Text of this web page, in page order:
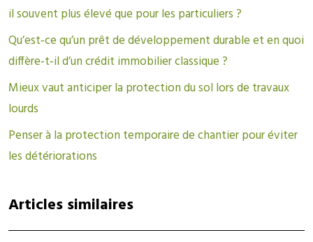
il souvent plus élevé que pour les particuliers ?
Qu’est‑ce qu’un prêt de développement durable et en quoi
diffère‑t‑il d’un crédit immobilier classique ?
Mieux vaut anticiper la protection du sol lors de travaux
lourds
Penser à la protection temporaire de chantier pour éviter
les détériorations
Articles similaires